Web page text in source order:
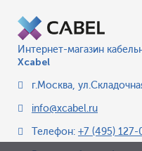
Интернет-магазин
Xcabel
г.Москва,
info@xcabel.ru
Телефон: +7 (495)